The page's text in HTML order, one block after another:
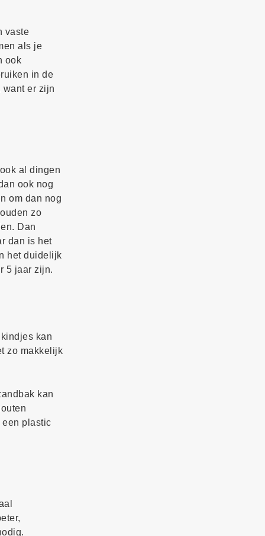
vaste
als je
ook
in de
want er zijn
al dingen
ook nog
om dan nog
zo
Dan
dan is het
het duidelijk
5 jaar zijn.
kan
zo makkelijk
kan
een plastic